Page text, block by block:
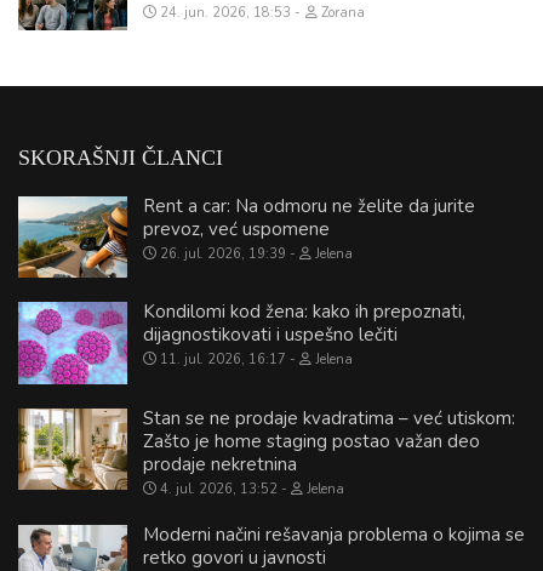
24. jun. 2026, 18:53 Zorana
SKORAŠNJI ČLANCI
Rent a car: Na odmoru ne želite da jurite
prevoz, već uspomene
26. jul. 2026, 19:39 Jelena
Kondilomi kod žena: kako ih prepoznati,
dijagnostikovati i uspešno lečiti
11. jul. 2026, 16:17 Jelena
Stan se ne prodaje kvadratima – već utiskom:
Zašto je home staging postao važan deo
prodaje nekretnina
4. jul. 2026, 13:52 Jelena
Moderni načini rešavanja problema o kojima se
retko govori u javnosti